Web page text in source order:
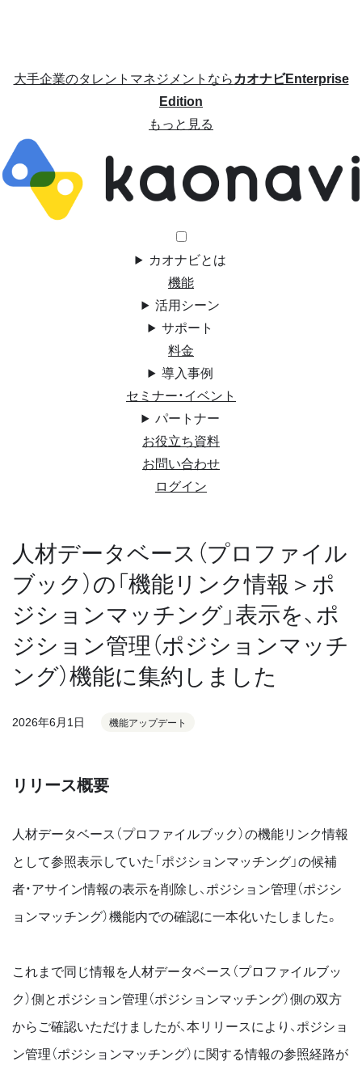
大手企業のタレントマネジメントならカオナビEnterprise
Edition
もっと見る
カオナビとは
機能
活用シーン
サポート
料金
導入事例
セミナー・イベント
パートナー
お役立ち資料
お問い合わせ
ログイン
人材データベース（プロファイル
ブック）の「機能リンク情報＞ポ
ジションマッチング」表示を、ポ
ジション管理（ポジションマッチ
ング）機能に集約しました
2026年6月1日 機能アップデート
リリース概要
人材データベース（プロファイルブック）の機能リンク情報
として参照表示していた「ポジションマッチング」の候補
者・アサイン情報の表示を削除し、ポジション管理（ポジシ
ョンマッチング）機能内での確認に一本化いたしました。
これまで同じ情報を人材データベース（プロファイルブッ
ク）側とポジション管理（ポジションマッチング）側の双方
からご確認いただけましたが、本リリースにより、ポジショ
ン管理（ポジションマッチング）に関する情報の参照経路が